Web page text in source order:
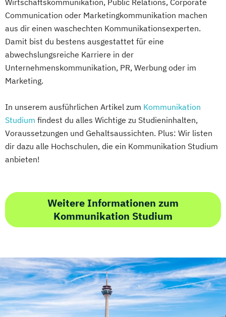
Wirtschaftskommunikation, Public Relations, Corporate
Communication oder Marketingkommunikation machen
aus dir einen waschechten Kommunikationsexperten.
Damit bist du bestens ausgestattet für eine
abwechslungsreiche Karriere in der
Unternehmenskommunikation, PR, Werbung oder im
Marketing.
In unserem ausführlichen Artikel zum Kommunikation
Studium findest du alles Wichtige zu Studieninhalten,
Voraussetzungen und Gehaltsaussichten. Plus: Wir listen
dir dazu alle Hochschulen, die ein Kommunikation Studium
anbieten!
Weitere Informationen zum
Kommunikation Studium